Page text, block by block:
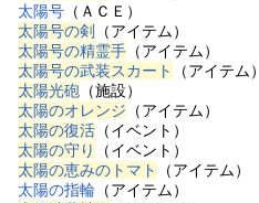
太陽号 （ＡＣＥ）
太陽号の剣 （アイテム）
太陽号の精霊手 （アイテム）
太陽号の武装スカート
（アイテム）
太陽光砲 （施設）
太陽のオレンジ （アイテム）
太陽の復活 （イベント）
太陽の守り
（イベント）
太陽の恵みのトマト
（アイテム）
太陽の指輪 （アイテム）